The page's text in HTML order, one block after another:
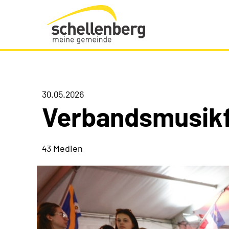
Gemeinde Schellenberg Startseite
30.05.2026
43 Medien